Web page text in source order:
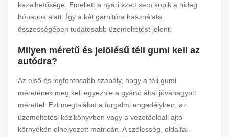
kezelhetősége. Emellett a nyári szett sem kopik a hideg
hónapok alatt. Így a két garnitúra használata
összességében tudatosabb üzemeltetést jelent.
Milyen méretű és jelölésű téli gumi kell az
autódra?
Az első és legfontosabb szabály, hogy a téli gumi
méretének meg kell egyeznie a gyártó által jóváhagyott
mérettel. Ezt megtalálod a forgalmi engedélyben, az
üzemeltetési kézikönyvben vagy a vezetőoldali ajtó
környékén elhelyezett matricán. A szélesség, oldalfal-